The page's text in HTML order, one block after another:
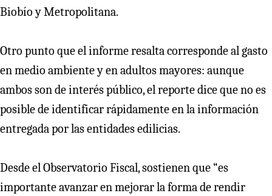
Biobío y Metropolitana.
Otro punto que el informe resalta corresponde al gasto
en medio ambiente y en adultos mayores: aunque
ambos son de interés público, el reporte dice que no es
posible de identificar rápidamente en la información
entregada por las entidades edilicias.
Desde el Observatorio Fiscal, sostienen que “es
importante avanzar en mejorar la forma de rendir